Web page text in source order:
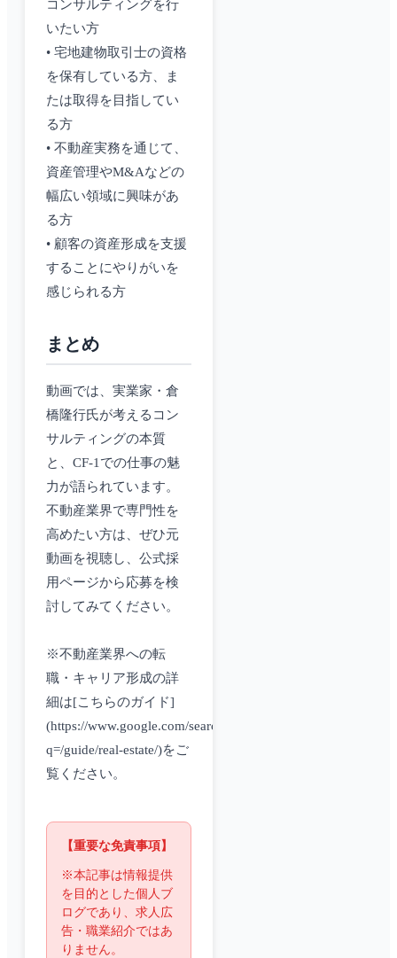
コンサルティングを行
いたい方
• 宅地建物取引士の資格
を保有している方、ま
たは取得を目指してい
る方
• 不動産実務を通じて、
資産管理やM&Aなどの
幅広い領域に興味があ
る方
• 顧客の資産形成を支援
することにやりがいを
感じられる方
まとめ
動画では、実業家・倉
橋隆行氏が考えるコン
サルティングの本質
と、CF-1での仕事の魅
力が語られています。
不動産業界で専門性を
高めたい方は、ぜひ元
動画を視聴し、公式採
用ページから応募を検
討してみてください。
※不動産業界への転
職・キャリア形成の詳
細は[こちらのガイド]
(https://www.google.com/search?
q=/guide/real-estate/)をご
覧ください。
【重要な免責事項】
※本記事は情報提供
を目的とした個人ブ
ログであり、求人広
告・職業紹介ではあ
りません。